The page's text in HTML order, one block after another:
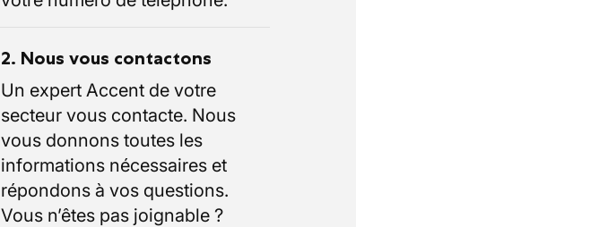
2. Nous vous contactons
Un expert Accent de votre
secteur vous contacte. Nous
vous donnons toutes les
informations nécessaires et
répondons à vos questions.
Vous n’êtes pas joignable ?